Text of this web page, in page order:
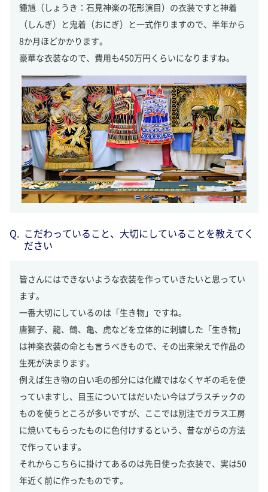
鍾馗（しょうき：石見神楽の花形演目）の衣装ですと神着
（しんぎ）と鬼着（おにぎ）と一式作りますので、半年から
8か月ほどかかります。
豪華な衣装なので、費用も450万円くらいになりますね。
こだわっていること、大切にしていることを教えてく
ださい
皆さんにはできないような衣装を作っていきたいと思ってい
ます。
一番大切にしているのは「生き物」ですね。
唐獅子、龍、鶴、亀、虎などを立体的に刺繍した「生き物」
は神楽衣装の命とも言うべきもので、その出来栄えで作品の
生死が決まります。
例えば生き物の白い毛の部分には化繊ではなくヤギの毛を使
っていますし、目玉についてはだいたい今はプラスチックの
ものを使うところが多いですが、ここでは別注でガラス工房
に焼いてもらったものに色付けするという、昔ながらの方法
で作っています。
それからこちらに掛けてあるのは先日使った衣装で、実は50
年近く前に作ったものです。